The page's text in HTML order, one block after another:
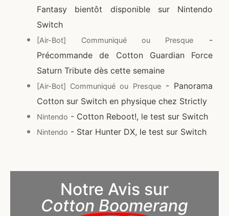
Fantasy bientôt disponible sur Nintendo
Switch
[Air-Bot] Communiqué ou Presque
-
Précommande de Cotton Guardian Force
Saturn Tribute dès cette semaine
[Air-Bot] Communiqué ou Presque- Panorama
Cotton sur Switch en physique chez Strictly
Nintendo - Cotton Reboot!, le test sur Switch
Nintendo - Star Hunter DX, le test sur Switch
Notre Avis sur
Cotton Boomerang